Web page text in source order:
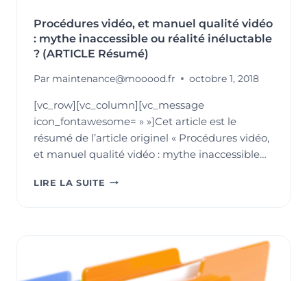
Procédures vidéo, et manuel qualité vidéo
: mythe inaccessible ou réalité inéluctable
? (ARTICLE Résumé)
Par maintenance@mooood.fr octobre 1, 2018
[vc_row][vc_column][vc_message
icon_fontawesome= » »]Cet article est le
résumé de l’article originel « Procédures vidéo,
et manuel qualité vidéo : mythe inaccessible…
LIRE LA SUITE PROCÉDURES
:
MYTHE